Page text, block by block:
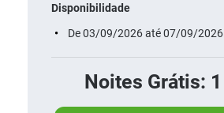
Disponibilidade
De 03/09/2026 até 07/09/2026
Noites Grátis: 1